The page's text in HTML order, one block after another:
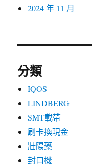
2024 年 11 月
分類
IQOS
LINDBERG
SMT載帶
刷卡換現金
壯陽藥
封口機